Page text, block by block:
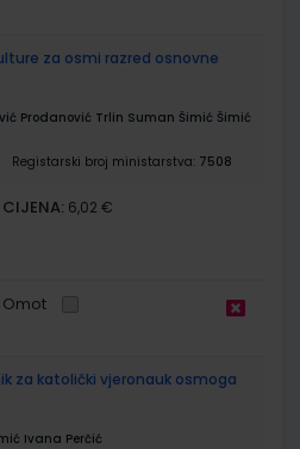
za osmi razred osnovne
Prodanović Trlin Suman Šimić Šimić
Registarski broj ministarstva: 7508
CIJENA: 6,02 €
Omot
za katolički vjeronauk osmoga
Ivana Perčić